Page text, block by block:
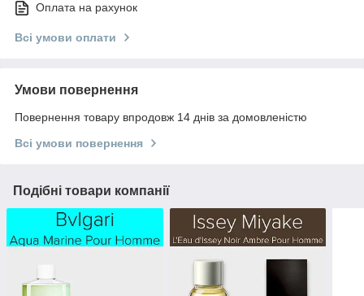
Оплата на рахунок
Всі умови оплати
Умови повернення
Повернення товару впродовж 14 днів за домовленістю
Всі умови повернення
Подібні товари компанії